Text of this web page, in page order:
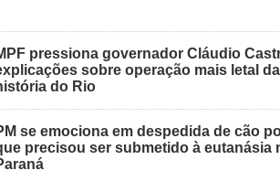
pressiona governador Cláudio
sobre operação mais letal da
do Rio
se emociona em despedida de cão
precisou ser submetido à eutanásia